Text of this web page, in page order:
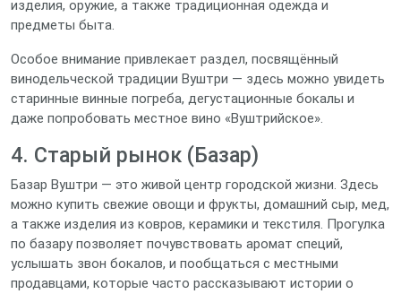
изделия, оружие, а также традиционная одежда и
предметы быта.
Особое внимание привлекает раздел, посвящённый
винодельческой традиции Вуштри — здесь можно увидеть
старинные винные погреба, дегустационные бокалы и
даже попробовать местное вино «Вуштрийское».
4. Старый рынок (Базар)
Базар Вуштри — это живой центр городской жизни. Здесь
можно купить свежие овощи и фрукты, домашний сыр, мед,
а также изделия из ковров, керамики и текстиля. Прогулка
по базару позволяет почувствовать аромат специй,
услышать звон бокалов, и пообщаться с местными
продавцами, которые часто рассказывают истории о